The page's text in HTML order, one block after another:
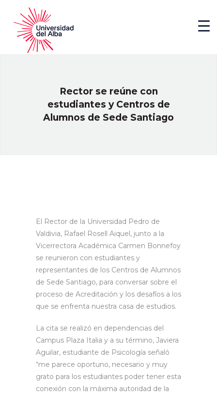
Rector se reúne con
estudiantes y Centros de
Alumnos de Sede Santiago
El Rector de la Universidad Pedro de
Valdivia, Rafael Rosell Aiquel, junto a la
Vicerrectora Académica Carmen Bonnefoy
se reunieron con estudiantes y
representantes de los Centros de Alumnos
de Sede Santiago, para conversar sobre el
proceso de Acreditación y los desafíos a los
que se enfrenta nuestra casa de estudios.
La cita se realizó en dependencias del
Campus Plaza Italia y a su término, Javiera
Aguilar, estudiante de Psicología señaló
“me parece oportuno, necesario y muy
grato para los estudiantes poder tener esta
conexión con la máxima autoridad de la